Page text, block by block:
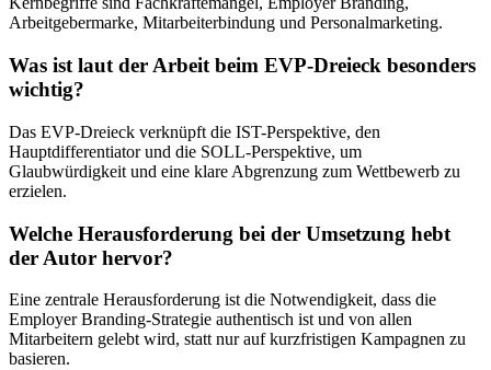
Arbeitgebermarke, Mitarbeiterbindung und Personalmarketing.
Was ist laut der Arbeit beim EVP-Dreieck besonders
wichtig?
Das EVP-Dreieck verknüpft die IST-Perspektive, den
Hauptdifferentiator und die SOLL-Perspektive, um
Glaubwürdigkeit und eine klare Abgrenzung zum Wettbewerb zu
erzielen.
Welche Herausforderung bei der Umsetzung hebt
der Autor hervor?
Eine zentrale Herausforderung ist die Notwendigkeit, dass die
Employer Branding-Strategie authentisch ist und von allen
Mitarbeitern gelebt wird, statt nur auf kurzfristigen Kampagnen zu
basieren.